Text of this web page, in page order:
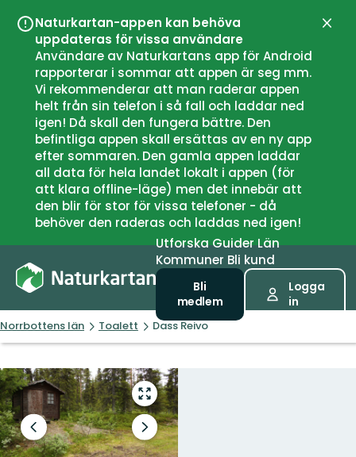
Naturkartan-appen kan behöva
uppdateras för vissa användare
Användare av Naturkartans app för Android
rapporterar i sommar att appen är seg mm.
Vi rekommenderar att man raderar appen
helt från sin telefon i så fall och laddar ned
igen! Då skall den fungera bättre. Den
befintliga appen skall ersättas av en ny app
efter sommaren. Den gamla appen laddar
all data för hela landet lokalt i appen (för
att klara offline-läge) men det innebär att
den blir för stor för vissa telefoner - då
behöver den raderas och laddas ned igen!
UtforskaGuiderLän
Kommuner Bli kund
Bli
medlem
Logga
in
Norrbottens län Toalett Dass Reivo
Gå
till
helskärmsläge
Föregående
bild
Nästa
bildspel